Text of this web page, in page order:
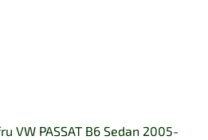
VW PASSAT B6 Sedan 2005-